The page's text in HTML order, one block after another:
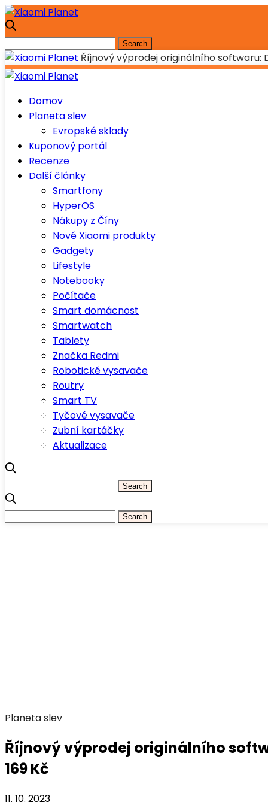
Říjnový výprodej originálního softwaru:
Domov
Planeta slev
Evropské sklady
Kuponový portál
Recenze
Další články
Smartfony
HyperOS
Nákupy z Číny
Nové Xiaomi produkty
Gadgety
Lifestyle
Notebooky
Počítače
Smart domácnost
Smartwatch
Tablety
Značka Redmi
Robotické vysavače
Routry
Smart TV
Tyčové vysavače
Zubní kartáčky
Aktualizace
Planeta slev
Říjnový výprodej originálního
169 Kč
11. 10. 2023